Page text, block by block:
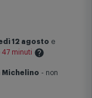
12 agosto e
47 minuti
approssimativa
di Comet.
Michelino - non